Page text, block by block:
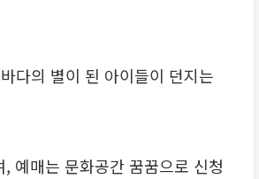
다의 별이 된 아이들이 던지는
예매는 문화공간 꿈꿈으로 신청